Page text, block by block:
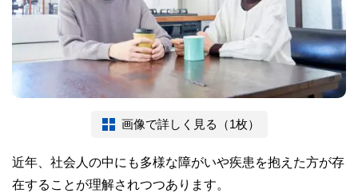
画像で詳しく見る（1枚）
近年、社会人の中にも多様な障がいや疾患を抱えた方が存
在することが理解されつつあります。